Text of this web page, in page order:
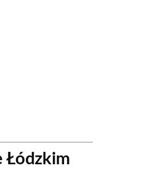
Łódzkim